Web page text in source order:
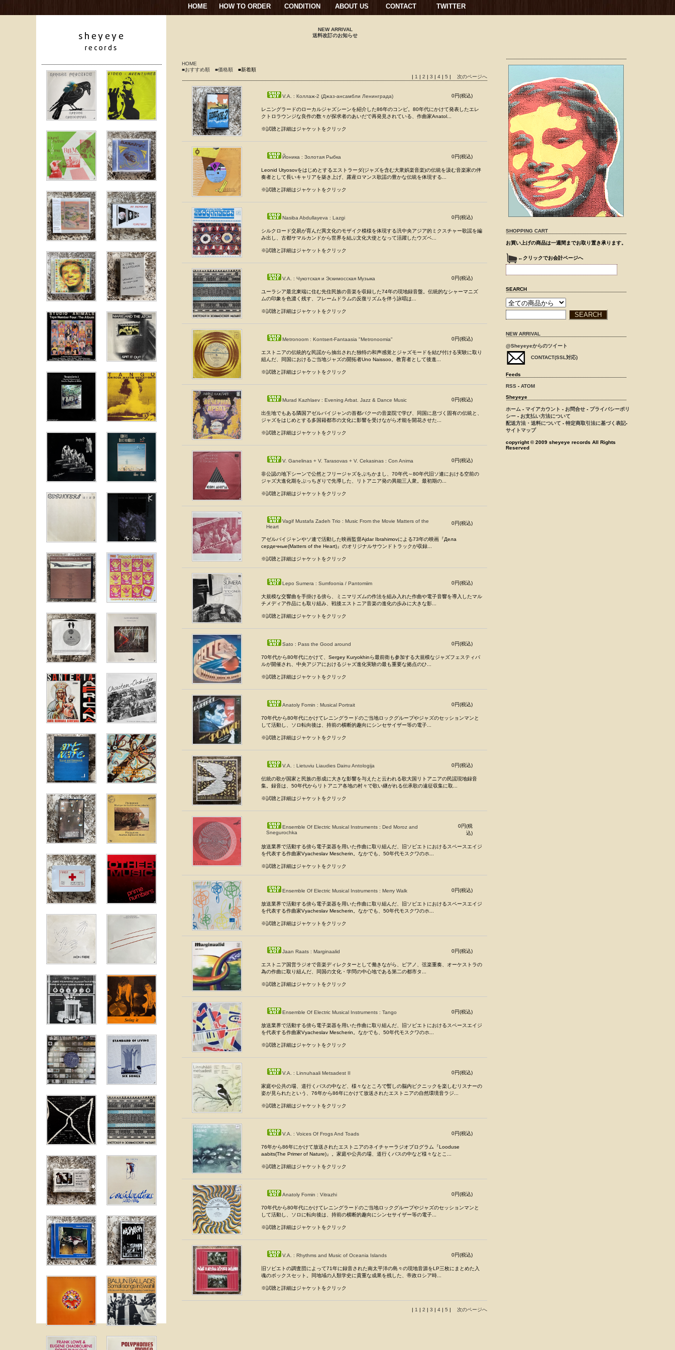
HOME HOW TO ORDER CONDITION ABOUT US CONTACT TWITTER
NEW ARRIVAL
送料改訂のお知らせ
HOME
■おすすめ順
■価格順
■新着順
| 1 | 2 | 3 | 4 | 5 | 次のページへ
V.A. : Коллаж-2 (Джаз-ансамбли Ленинграда) 0円(税込)
レニングラードのローカルジャズシーンを紹介した86年のコンピ。80年代にかけて発表したエレ
クトロラウンジな良作の数々が探求者のあいだで再発見されている、作曲家Anatol...
※試聴と詳細はジャケットをクリック
Йоника : Золотая Рыбка 0円(税込)
Leonid Utyosovをはじめとするエストラーダ(ジャズを含む大衆娯楽音楽)の伝統を汲む音楽家の伴
奏者として長いキャリアを築き上げ、露産ロマンス歌謡の豊かな伝統を体現する...
※試聴と詳細はジャケットをクリック
Nasiba Abdullayeva : Lazgi 0円(税込)
シルクロード交易が育んだ異文化のモザイク模様を体現する汎中央アジア的ミクスチャー歌謡を編
み出し、古都サマルカンドから世界を結ぶ文化大使となって活躍したウズベ...
※試聴と詳細はジャケットをクリック
V.A. : Чукотская и Эскимосская Музыка 0円(税込)
ユーラシア最北東端に住む先住民族の音楽を収録した74年の現地録音盤。伝統的なシャーマニズ
ムの印象を色濃く残す、フレームドラムの反復リズムを伴う詠唱は...
※試聴と詳細はジャケットをクリック
Metronoom : Kontsert-Fantaasia "Metronoomia" 0円(税込)
エストニアの伝統的な民謡から抽出された独特の和声感覚とジャズモードを結び付ける実験に取り
組んだ、同国におけるご当地ジャズの開拓者Uno Naissoo。教育者として後進...
※試聴と詳細はジャケットをクリック
Murad Kazhlaev : Evening Arbat. Jazz & Dance Music 0円(税込)
出生地でもある隣国アゼルバイジャンの首都バクーの音楽院で学び、同国に息づく固有の伝統と、
ジャズをはじめとする多国籍都市の文化に影響を受けながら才能を開花させた...
※試聴と詳細はジャケットをクリック
V. Ganelinas + V. Tarasovas + V. Cekasinas : Con Anima 0円(税込)
非公認の地下シーンで公然とフリージャズをぶちかまし、70年代～80年代旧ソ連における空前の
ジャズ大進化期をぶっちぎりで先導した、リトアニア発の異能三人衆。最初期の...
※試聴と詳細はジャケットをクリック
Vagif Mustafa Zadeh Trio : Music From the Movie Matters of the
Heart
0円(税込)
アゼルバイジャンやソ連で活動した映画監督Ajdar Ibrahimovによる73年の映画『Дела
сердечные(Matters of the Heart)』のオリジナルサウンドトラックが収録...
※試聴と詳細はジャケットをクリック
Lepo Sumera : Sumfoonia / Pantomiim 0円(税込)
大規模な交響曲を手掛ける傍ら、ミニマリズムの作法を組み入れた作曲や電子音響を導入したマル
チメディア作品にも取り組み、戦後エストニア音楽の進化の歩みに大きな影...
※試聴と詳細はジャケットをクリック
Sato : Pass the Good around 0円(税込)
70年代から80年代にかけて、Sergey Kuryokhinら最前衛も参加する大規模なジャズフェスティバ
ルが開催され、中央アジアにおけるジャズ進化実験の最も重要な拠点のひ...
※試聴と詳細はジャケットをクリック
Anatoly Fomin : Musical Portrait 0円(税込)
70年代から80年代にかけてレニングラードのご当地ロックグループやジャズのセッションマンと
して活動し、ソロ転向後は、持前の横断的趣向にシンセサイザー等の電子...
※試聴と詳細はジャケットをクリック
V.A. : Lietuviu Liaudies Dainu Antologija 0円(税込)
伝統の歌が国家と民族の形成に大きな影響を与えたと云われる歌大国リトアニアの民謡現地録音
集。録音は、50年代からリトアニア各地の村々で歌い継がれる伝承歌の遠征収集に取...
※試聴と詳細はジャケットをクリック
Ensemble Of Electric Musical Instruments : Ded Moroz and
Snegurochka
0円(税
込)
放送業界で活動する傍ら電子楽器を用いた作曲に取り組んだ、旧ソビエトにおけるスペースエイジ
を代表する作曲家Vyacheslav Mescherin。なかでも、50年代モスクワのホ...
※試聴と詳細はジャケットをクリック
Ensemble Of Electric Musical Instruments : Merry Walk 0円(税込)
放送業界で活動する傍ら電子楽器を用いた作曲に取り組んだ、旧ソビエトにおけるスペースエイジ
を代表する作曲家Vyacheslav Mescherin。なかでも、50年代モスクワのホ...
※試聴と詳細はジャケットをクリック
Jaan Raats : Marginaalid 0円(税込)
エストニア国営ラジオで音楽ディレクターとして働きながら、ピアノ、弦楽重奏、オーケストラの
為の作曲に取り組んだ、同国の文化・学問の中心地である第二の都市タ...
※試聴と詳細はジャケットをクリック
Ensemble Of Electric Musical Instruments : Tango 0円(税込)
放送業界で活動する傍ら電子楽器を用いた作曲に取り組んだ、旧ソビエトにおけるスペースエイジ
を代表する作曲家Vyacheslav Mescherin。なかでも、50年代モスクワのホ...
※試聴と詳細はジャケットをクリック
V.A. : Linnuhaali Metsadest II 0円(税込)
家庭や公共の場、道行くバスの中など、様々なところで暫しの脳内ピクニックを楽しむリスナーの
姿が見られたという、76年から86年にかけて放送されたエストニアの自然環境音ラジ...
※試聴と詳細はジャケットをクリック
V.A. : Voices Of Frogs And Toads 0円(税込)
76年から86年にかけて放送されたエストニアのネイチャーラジオプログラム『Looduse
aabits(The Primer of Nature)』。家庭や公共の場、道行くバスの中など様々なとこ...
※試聴と詳細はジャケットをクリック
Anatoly Fomin : Vitrazhi 0円(税込)
70年代から80年代にかけてレニングラードのご当地ロックグループやジャズのセッションマンと
して活動し、ソロに転向後は、持前の横断的趣向にシンセサイザー等の電子...
※試聴と詳細はジャケットをクリック
V.A. : Rhythms and Music of Oceania Islands 0円(税込)
旧ソビエトの調査団によって71年に録音された南太平洋の島々の現地音源をLP三枚にまとめた入
魂のボックスセット。同地域の人類学史に貴重な成果を残した、帝政ロシア時...
※試聴と詳細はジャケットをクリック
| 1 | 2 | 3 | 4 | 5 | 次のページへ
SHOPPING CART
お買い上げの商品は一週間までお取り置き承ります。
←クリックでお会計ページへ
SEARCH
NEW ARRIVAL
@Sheyeyeからのツイート
CONTACT(SSL対応)
Feeds
RSS - ATOM
Sheyeye
ホーム - マイアカウント - お問合せ - プライバシーポリ
シー - お支払い方法について
配送方法・送料について - 特定商取引法に基づく表記-
サイトマップ
copyright © 2009 sheyeye records All Rights
Reserved